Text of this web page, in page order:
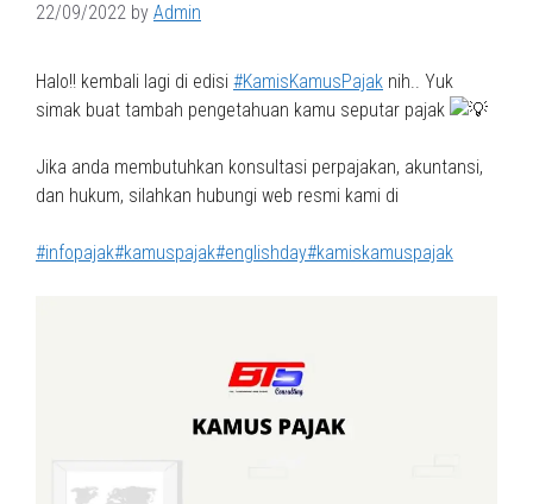
22/09/2022 by Admin
Halo!! kembali lagi di edisi #KamisKamusPajak nih.. Yuk
simak buat tambah pengetahuan kamu seputar pajak
Jika anda membutuhkan konsultasi perpajakan, akuntansi,
dan hukum, silahkan hubungi web resmi kami di
#infopajak#kamuspajak#englishday#kamiskamuspajak